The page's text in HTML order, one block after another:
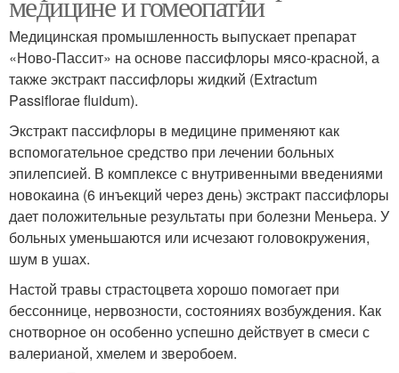
Медицинская промышленность выпускает препарат
«Ново-Пассит» на основе пассифлоры мясо-красной, а
также экстракт пассифлоры жидкий (Extractum
Passiflorae fluidum).
Экстракт пассифлоры в медицине применяют как
вспомогательное средство при лечении больных
эпилепсией. В комплексе с внутривенными введениями
новокаина (6 инъекций через день) экстракт пассифлоры
дает положительные результаты при болезни Меньера. У
больных уменьшаются или исчезают головокружения,
шум в ушах.
Настой травы страстоцвета хорошо помогает при
бессоннице, нервозности, состояниях возбуждения. Как
снотворное он особенно успешно действует в смеси с
валерианой, хмелем и зверобоем.